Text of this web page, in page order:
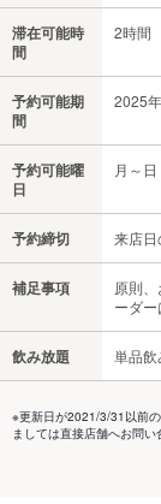
滞在可能時
間
2時間
予約可能期
間
2025
予約可能曜
日
月～
予約締切 来店
補足事項
原則
ーダー
飲み放題 単品
※更新日が2021/3/31以前
ましては直接店舗へお問い